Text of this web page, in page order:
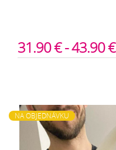
31.90 € - 43.90 €
NA OBJEDNÁVKU